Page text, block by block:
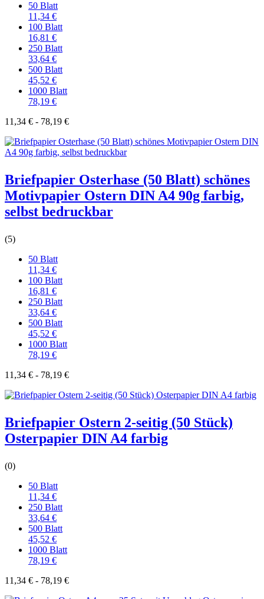
50 Blatt
11,34 €
100 Blatt
16,81 €
250 Blatt
33,64 €
500 Blatt
45,52 €
1000 Blatt
78,19 €
11,34 € - 78,19 €
Briefpapier Osterhase (50 Blatt) schönes
Motivpapier Ostern DIN A4 90g farbig,
selbst bedruckbar
(5)
50 Blatt
11,34 €
100 Blatt
16,81 €
250 Blatt
33,64 €
500 Blatt
45,52 €
1000 Blatt
78,19 €
11,34 € - 78,19 €
Briefpapier Ostern 2-seitig (50 Stück)
Osterpapier DIN A4 farbig
(0)
50 Blatt
11,34 €
250 Blatt
33,64 €
500 Blatt
45,52 €
1000 Blatt
78,19 €
11,34 € - 78,19 €